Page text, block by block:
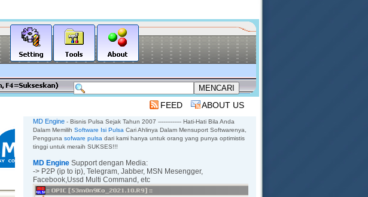
FEED ABOUT US
MD Engine - Bisnis Pulsa Sejak Tahun 2007 ------------- Hati-Hati Bila Anda
Dalam Memilih Software Isi Pulsa Cari Ahlinya Dalam Mensuport Softwarenya,
Pengguna sofware pulsa dari kami hanya untuk orang yang punya optimistis
tinggi untuk meraih SUKSES!!!
MD Engine Support dengan Media:
-> P2P (ip to ip), Telegram, Jabber, MSN Mesengger,
Facebook,Ussd Multi Command, etc